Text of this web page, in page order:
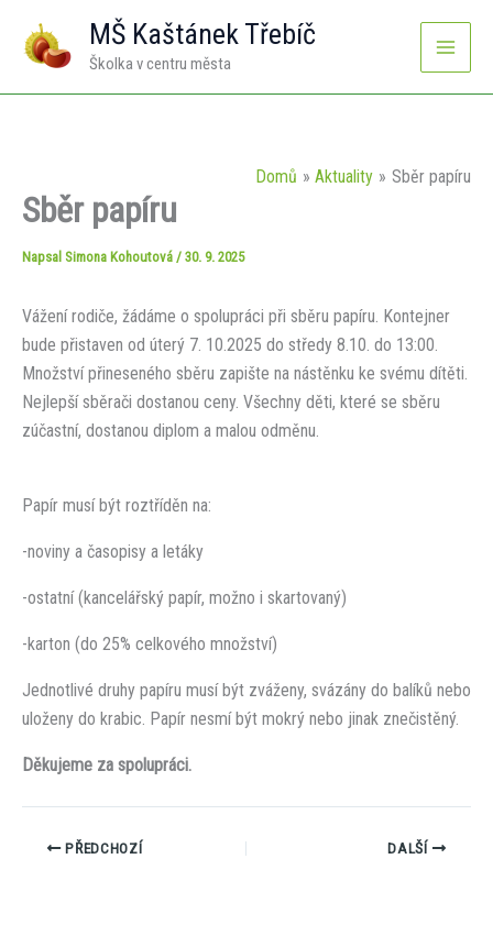
obsah
MŠ Kaštánek Třebíč
Školka v centru města
Domů Aktuality Sběr papíru
Sběr papíru
Napsal Simona Kohoutová / 30. 9. 2025
Vážení rodiče, žádáme o spolupráci při sběru papíru. Kontejner
bude přistaven od úterý 7. 10.2025 do středy 8.10. do 13:00.
Množství přineseného sběru zapište na nástěnku ke svému dítěti.
Nejlepší sběrači dostanou ceny. Všechny děti, které se sběru
zúčastní, dostanou diplom a malou odměnu.
Papír musí být roztříděn na:
-noviny a časopisy a letáky
-ostatní (kancelářský papír, možno i skartovaný)
-karton (do 25% celkového množství)
Jednotlivé druhy papíru musí být zváženy, svázány do balíků nebo
uloženy do krabic. Papír nesmí být mokrý nebo jinak znečistěný.
Děkujeme za spolupráci.
PŘEDCHOZÍ DALŠÍ